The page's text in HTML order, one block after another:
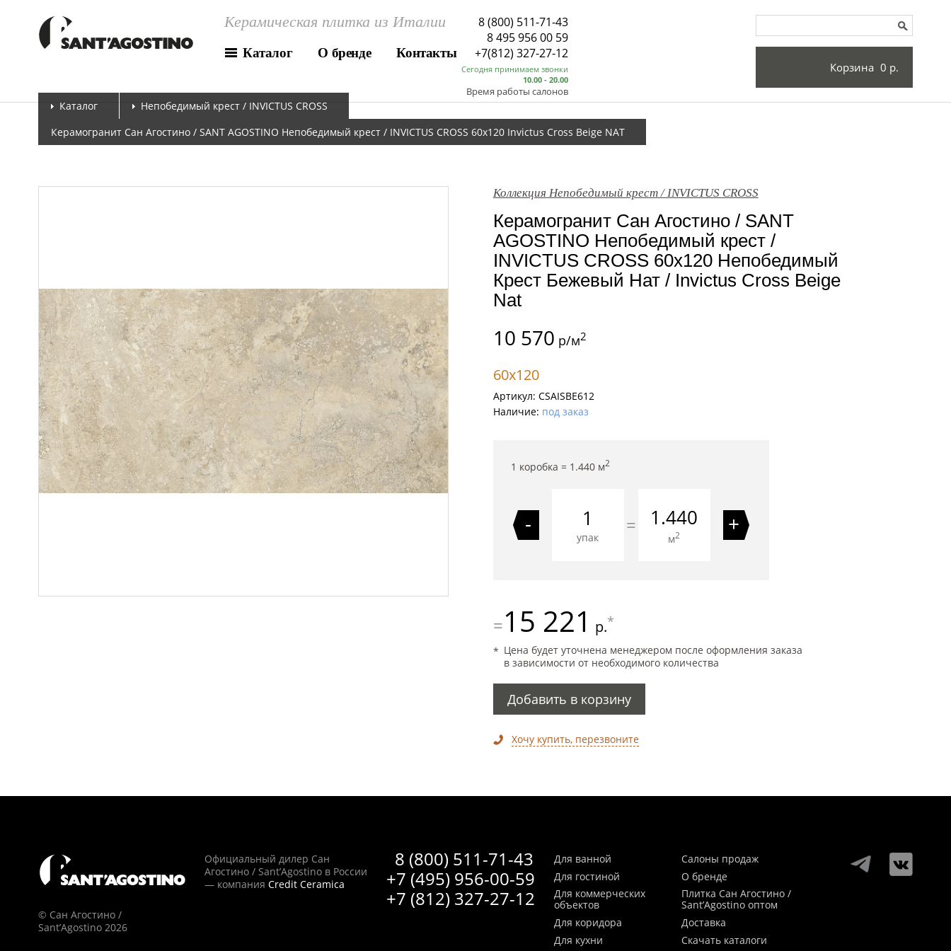
Керамическая плитка из Италии
Каталог О бренде Контакты
8 (800) 511-71-43
8 495 956 00 59
Сегодня принимаем звонки
10.00 - 20.00
Время работы салонов
+7(812) 327-27-12
Корзина 0 р.
Каталог
Непобедимый крест / INVICTUS CROSS
Керамогранит Сан Агостино / SANT AGOSTINO Непобедимый крест / INVICTUS CROSS 60x120 Invictus Cross Beige NAT
Коллекция Непобедимый крест / INVICTUS CROSS
Керамогранит Сан Агостино / SANT
AGOSTINO Непобедимый крест /
INVICTUS CROSS 60x120 Непобедимый
Крест Бежевый Нат / Invictus Cross Beige
Nat
10 570 р/м2
60x120
Артикул: CSAISBE612
Наличие: под заказ
1 коробка = 1.440м2
-
упак
= 1.440
м2 +
=15 221 р.*
Цена будет уточнена менеджером после оформления заказа
в зависимости от необходимого количества
Добавить в корзину
Хочу купить, перезвоните
© Сан Агостино /
Sant’Agostino 2026
8 (800) 511-71-43
+7 (495) 956-00-59
+7 (812) 327-27-12
Официальный дилер Сан
Агостино / Sant’Agostino в России
— компания Credit Ceramica
Для ванной
Для гостиной
Для коммерческих
объектов
Для коридора
Для кухни
Салоны продаж
О бренде
Плитка Сан Агостино /
Sant’Agostino оптом
Доставка
Скачать каталоги